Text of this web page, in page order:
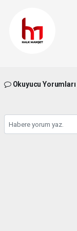
Okuyucu Yorumları